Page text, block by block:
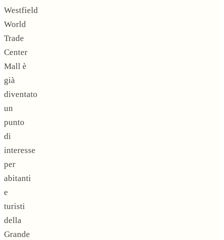
Westfield
World
Trade
Center
Mall è
già
diventato
un
punto
di
interesse
per
abitanti
e
turisti
della
Grande